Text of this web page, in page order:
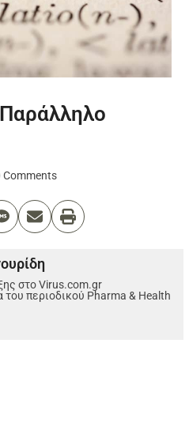
Comments
στο Virus.com.gr
του περιοδικού Pharma & Health